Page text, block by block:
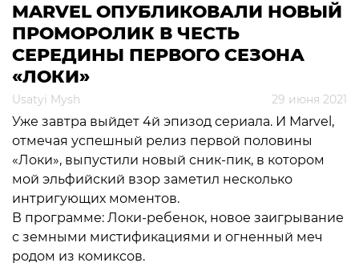
MARVEL ОПУБЛИКОВАЛИ НОВЫЙ
ПРОМОРОЛИК В ЧЕСТЬ
СЕРЕДИНЫ ПЕРВОГО СЕЗОНА
«ЛОКИ»
Usatyi Mysh 29 июня 2021
Уже завтра выйдет 4й эпизод сериала. И Marvel,
отмечая успешный релиз первой половины
«Локи», выпустили новый сник-пик, в котором
мой эльфийский взор заметил несколько
интригующих моментов.
В программе: Локи-ребенок, новое заигрывание
с земными мистификациями и огненный меч
родом из комиксов.